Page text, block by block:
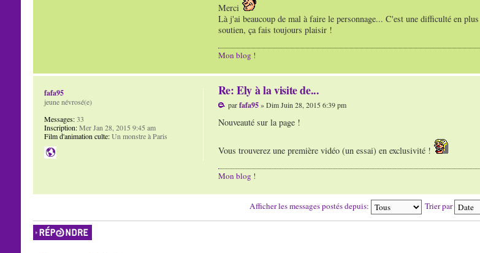
Merci
Là j'ai beaucoup de mal à faire le personnage... C'est une difficulté en
soutien, ça fais toujours plaisir !
Mon blog !
Re: Ely à la visite de...
parfafa95» Dim Juin 28, 2015 6:39 pm
Nouveauté sur la page !
Vous trouverez une première vidéo (un essai) en exclusivité !
Mon blog !
fafa95
jeune névrosé(e)
Messages:33
Inscription:Mer Jan 28, 2015 9:45 am
Film d'animation culte:Un monstre à Paris
Afficher les messages postés depuis: Trier par
Répondre